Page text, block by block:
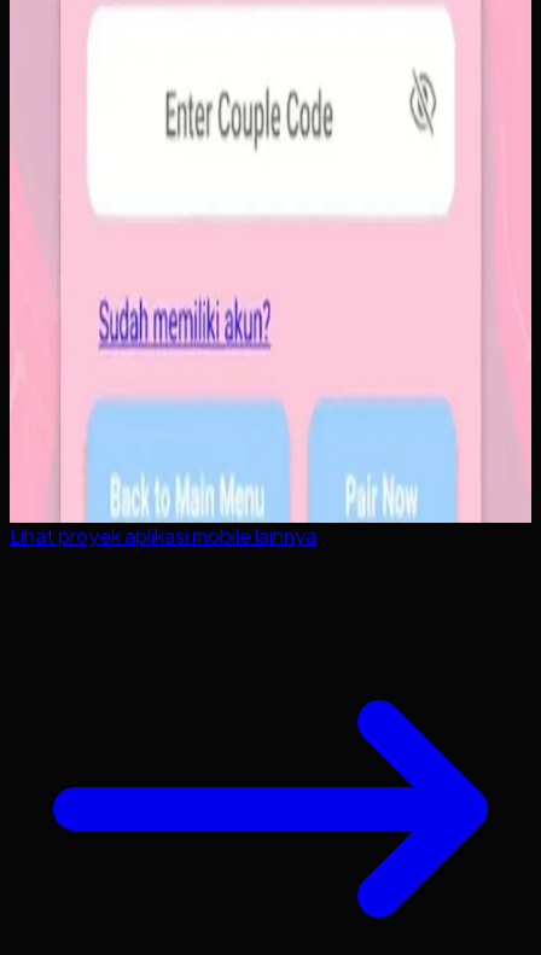
Lihat proyekaplikasi mobilelainnya